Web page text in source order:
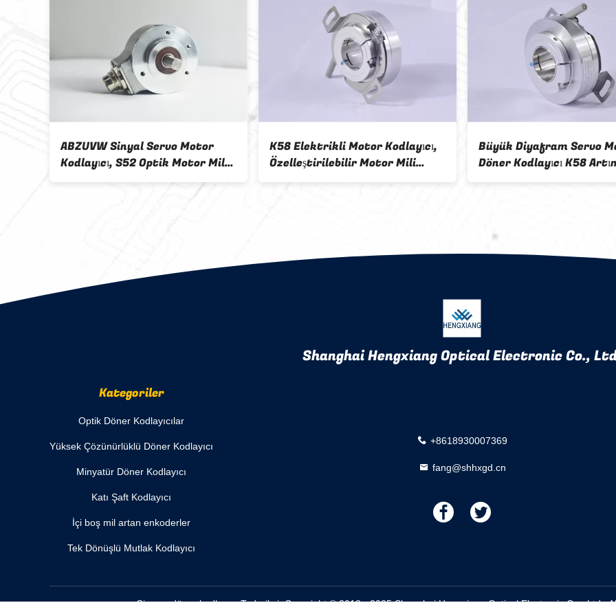
ABZUVW Sinyal Servo Motor
Kodlayıcı, S52 Optik Motor Mili
Kodlayıcıları 5000 Çözünürlük
K58 Elektrikli Motor Kodlayıcı,
Özelleştirilebilir Motor Mili
Kodlayıcı Kalınlığı 24mm
Büyük Diyafram Servo
Döner Kodlayıcı K58
Boş Mil 22mm 28800 Ppr
Shanghai Hengxiang Optical Electronic Co.,
Kategoriler
Optik Döner Kodlayıcılar
Yüksek Çözünürlüklü Döner Kodlayıcı
Minyatür Döner Kodlayıcı
Katı Şaft Kodlayıcı
İçi boş mil artan enkoderler
Tek Dönüşlü Mutlak Kodlayıcı
+8618930007369
fang@shhxgd.cn
Çin cnc döner kodlayıcıTedarikçi. Copyright © 2018 - 2025 Shanghai Hengxiang Optical Electronic Co., Ltd..